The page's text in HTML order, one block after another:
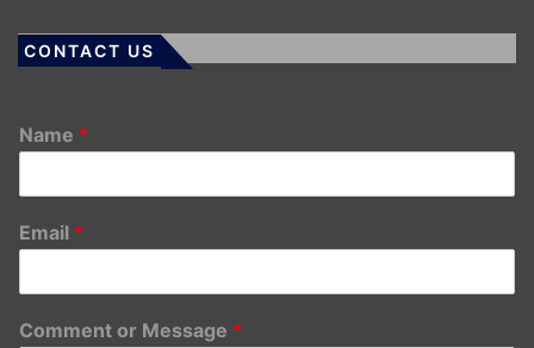
CONTACT US
Name *
Email *
Comment or Message *